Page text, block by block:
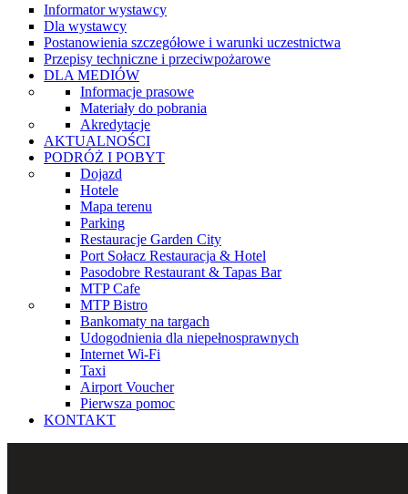
Informator wystawcy
Dla wystawcy
Postanowienia szczegółowe i warunki uczestnictwa
Przepisy techniczne i przeciwpożarowe
DLA MEDIÓW
Informacje prasowe
Materiały do pobrania
Akredytacje
AKTUALNOŚCI
PODRÓŻ I POBYT
Dojazd
Hotele
Mapa terenu
Parking
Restauracje Garden City
Port Sołacz Restauracja & Hotel
Pasodobre Restaurant & Tapas Bar
MTP Cafe
MTP Bistro
Bankomaty na targach
Udogodnienia dla niepełnosprawnych
Internet Wi-Fi
Taxi
Airport Voucher
Pierwsza pomoc
KONTAKT